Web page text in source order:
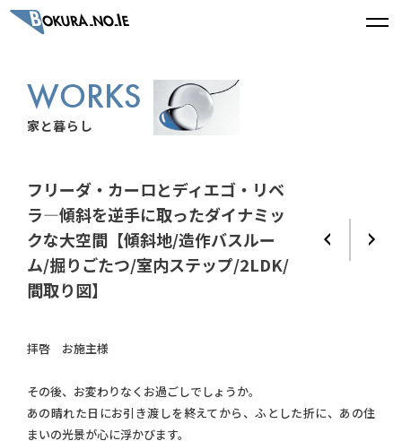
WORKS
家と暮らし
フリーダ・カーロとディエゴ・リベ
ラ―傾斜を逆手に取ったダイナミッ
クな大空間【傾斜地/造作バスルー
ム/掘りごたつ/室内ステップ/2LDK/
間取り図】
拝啓 お施主様
その後、お変わりなくお過ごしでしょうか。
あの晴れた日にお引き渡しを終えてから、ふとした折に、あの住
まいの光景が心に浮かびます。